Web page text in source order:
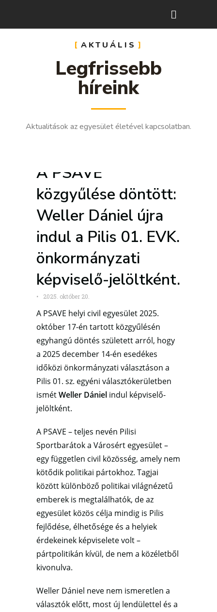
AKTUÁLIS
Legfrissebb
híreink
Aktualitások az egyesület életével kapcsolatban.
A PSAVE
közgyűlése döntött:
Weller Dániel újra
indul a Pilis 01. EVK.
önkormányzati
képviselő-jelöltként.
• 2025. október 20.
A PSAVE helyi civil egyesület 2025.
október 17-én tartott közgyűlésén
egyhangú döntés született arról, hogy
a 2025 december 14-én esedékes
időközi önkormányzati választáson a
Pilis 01. sz. egyéni választókerületben
ismétWeller Dánielindul képviselő-
jelöltként.
A PSAVE – teljes nevén Pilisi
Sportbarátok a Városért egyesület –
egy független civil közösség, amely nem
kötődik politikai pártokhoz. Tagjai
között különböző politikai világnézetű
emberek is megtalálhatók, de az
egyesület közös célja mindig is Pilis
fejlődése, élhetősége és a helyiek
érdekeinek képviselete volt –
pártpolitikán kívül, de nem a közéletből
kivonulva.
Weller Dániel neve nem ismeretlen a
választók előtt, most új lendülettel és a